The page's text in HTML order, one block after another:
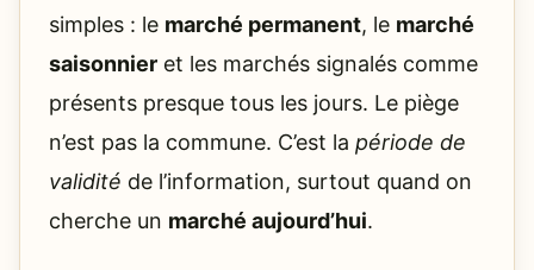
simples : le marché permanent, le marché
saisonnier et les marchés signalés comme
présents presque tous les jours. Le piège
n’est pas la commune. C’est la période de
validité de l’information, surtout quand on
cherche un marché aujourd’hui.